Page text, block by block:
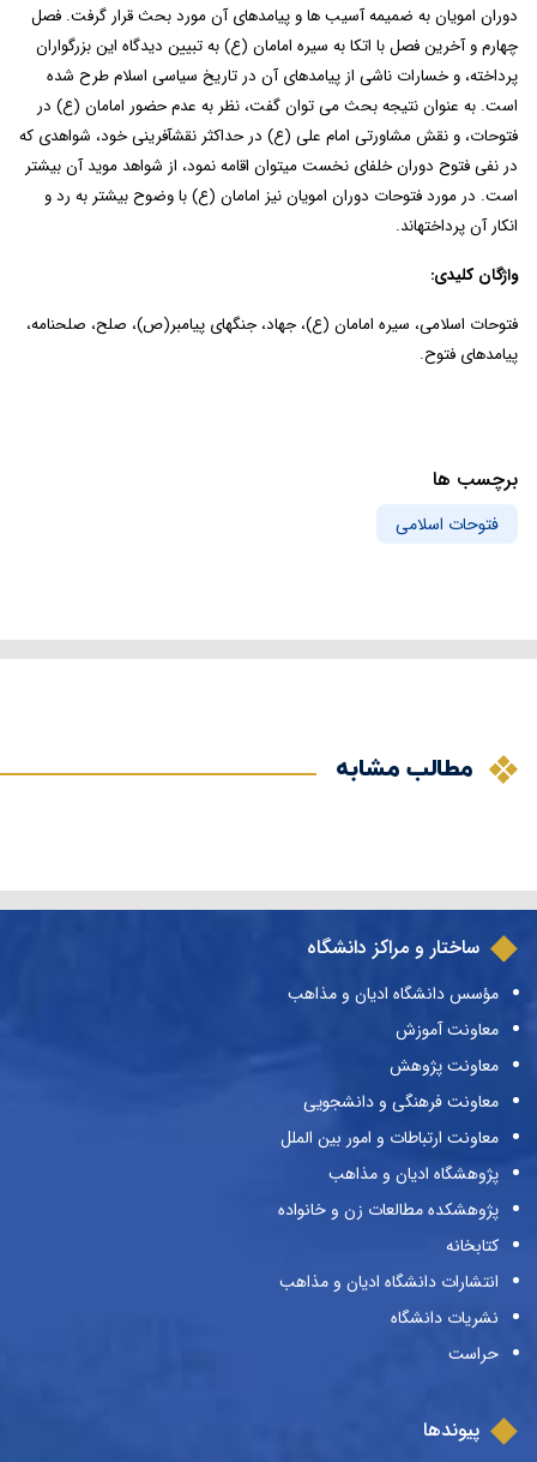
دوران امویان به ضمیمه آسیب ها و پیامدهای آن مورد بحث قرار گرفت. فصل
چهارم و آخرین فصل با اتکا به سیره امامان (ع) به تبیین دیدگاه این بزرگواران
پرداخته، و خسارات ناشی از پیامدهای آن در تاریخ سیاسی اسلام طرح شده
است. به عنوان نتیجه بحث می توان گفت، نظر به عدم حضور امامان (ع) در
فتوحات، و نقش مشاورتی امام علی (ع) در حداکثر نقش­آفرینی خود، شواهدی که
در نفی فتوح دوران خلفای نخست می­توان اقامه نمود، از شواهد موید آن بیشتر
است. در مورد فتوحات دوران امویان نیز امامان (ع) با وضوح بیشتر به رد و
انکار آن پرداخته­اند.
واژگان کلیدی:
فتوحات اسلامی، سیره امامان (ع)، جهاد، جنگ­های پیامبر(ص)، صلح، صلح­نامه،
پیامدهای فتوح.
برچسب ها
فتوحات اسلامی
مطالب مشابه
ساختار و مراکز دانشگاه
مؤسس دانشگاه ادیان و مذاهب
معاونت آموزش
معاونت پژوهش
معاونت فرهنگی و دانشجویی
معاونت ارتباطات و امور بین الملل
پژوهشگاه ادیان و مذاهب
پژوهشکده مطالعات زن و خانواده
کتابخانه
انتشارات دانشگاه ادیان و مذاهب
نشریات دانشگاه
حراست
پیوندها